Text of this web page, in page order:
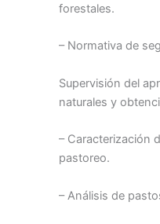
forestales.
– Normativa de
Supervisión del
naturales y
– Caracterización
pastoreo.
– Análisis de